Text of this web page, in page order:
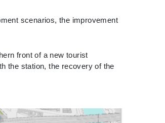
scenarios, the improvement
front of a new tourist
the station, the recovery of the